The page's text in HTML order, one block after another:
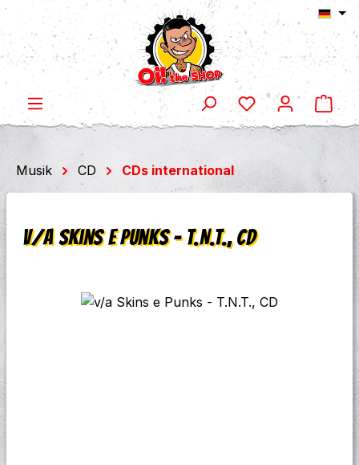
Zum Hauptinhalt springen
Musik CD CDs international
v/a Skins e Punks - T.N.T., CD
Bildergalerie überspringen